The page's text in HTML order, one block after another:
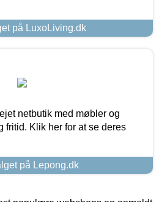
på LuxoLiving.dk
netbutik med møbler og
fritid. Klik her for at se deres
på Lepong.dk